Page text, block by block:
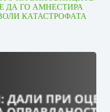
ДА ГО АМНЕСТИРА
КАТАСТРОФАТА